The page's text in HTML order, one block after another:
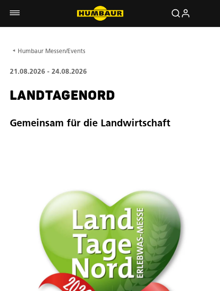
Humbaur Messen/Events
21.08.2026 - 24.08.2026
LANDTAGENORD
Gemeinsam für die Landwirtschaft